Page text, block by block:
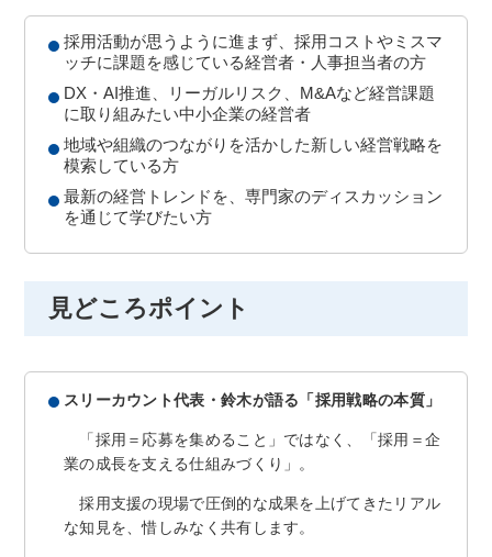
採用活動が思うように進まず、採用コストやミスマ
ッチに課題を感じている経営者・人事担当者の方
DX・AI推進、リーガルリスク、M&Aなど経営課題
に取り組みたい中小企業の経営者
地域や組織のつながりを活かした新しい経営戦略を
模索している方
最新の経営トレンドを、専門家のディスカッション
を通じて学びたい方
見どころポイント
スリーカウント代表・鈴木が語る「採用戦略の本質」
「採用＝応募を集めること」ではなく、「採用＝企
業の成長を支える仕組みづくり」。
採用支援の現場で圧倒的な成果を上げてきたリアル
な知見を、惜しみなく共有します。